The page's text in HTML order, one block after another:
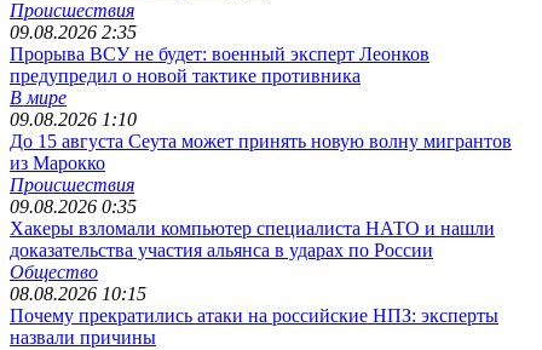
Происшествия
09.08.2026 2:35
Прорыва ВСУ не будет: военный эксперт Леонков
предупредил о новой тактике противника
В мире
09.08.2026 1:10
До 15 августа Сеута может принять новую волну мигрантов
из Марокко
Происшествия
09.08.2026 0:35
Хакеры взломали компьютер специалиста НАТО и нашли
доказательства участия альянса в ударах по России
Общество
08.08.2026 10:15
Почему прекратились атаки на российские НПЗ: эксперты
назвали причины